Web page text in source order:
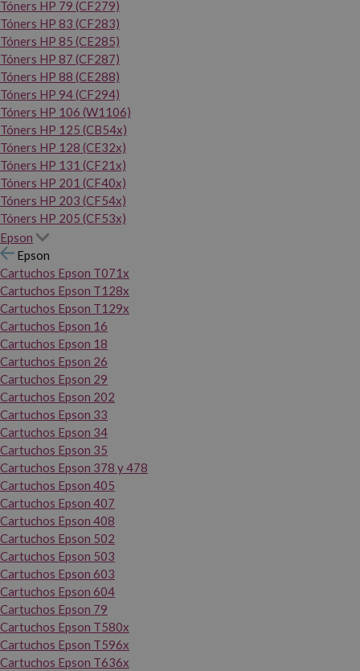
Tóners HP 79 (CF279)
Tóners HP 83 (CF283)
Tóners HP 85 (CE285)
Tóners HP 87 (CF287)
Tóners HP 88 (CE288)
Tóners HP 94 (CF294)
Tóners HP 106 (W1106)
Tóners HP 125 (CB54x)
Tóners HP 128 (CE32x)
Tóners HP 131 (CF21x)
Tóners HP 201 (CF40x)
Tóners HP 203 (CF54x)
Tóners HP 205 (CF53x)
Epson
Epson
Cartuchos Epson T071x
Cartuchos Epson T128x
Cartuchos Epson T129x
Cartuchos Epson 16
Cartuchos Epson 18
Cartuchos Epson 26
Cartuchos Epson 29
Cartuchos Epson 202
Cartuchos Epson 33
Cartuchos Epson 34
Cartuchos Epson 35
Cartuchos Epson 378 y 478
Cartuchos Epson 405
Cartuchos Epson 407
Cartuchos Epson 408
Cartuchos Epson 502
Cartuchos Epson 503
Cartuchos Epson 603
Cartuchos Epson 604
Cartuchos Epson 79
Cartuchos Epson T580x
Cartuchos Epson T596x
Cartuchos Epson T636x